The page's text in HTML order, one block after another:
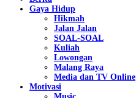
Gaya Hidup
Hikmah
Jalan Jalan
SOAL-SOAL
Kuliah
Lowongan
Malang Raya
Media dan TV Online
Motivasi